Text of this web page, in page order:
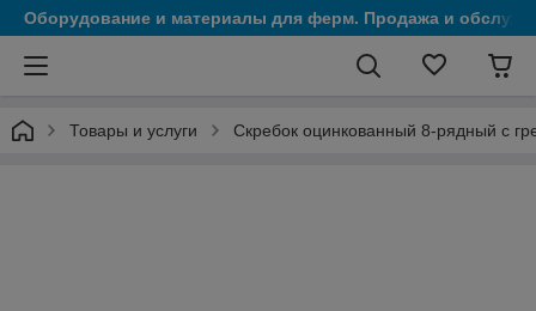
Оборудование и материалы для ферм. Продажа и
Товары и услуги Скребок оцинкованный 8-рядный с